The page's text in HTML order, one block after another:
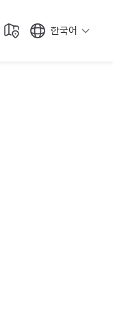
한국어